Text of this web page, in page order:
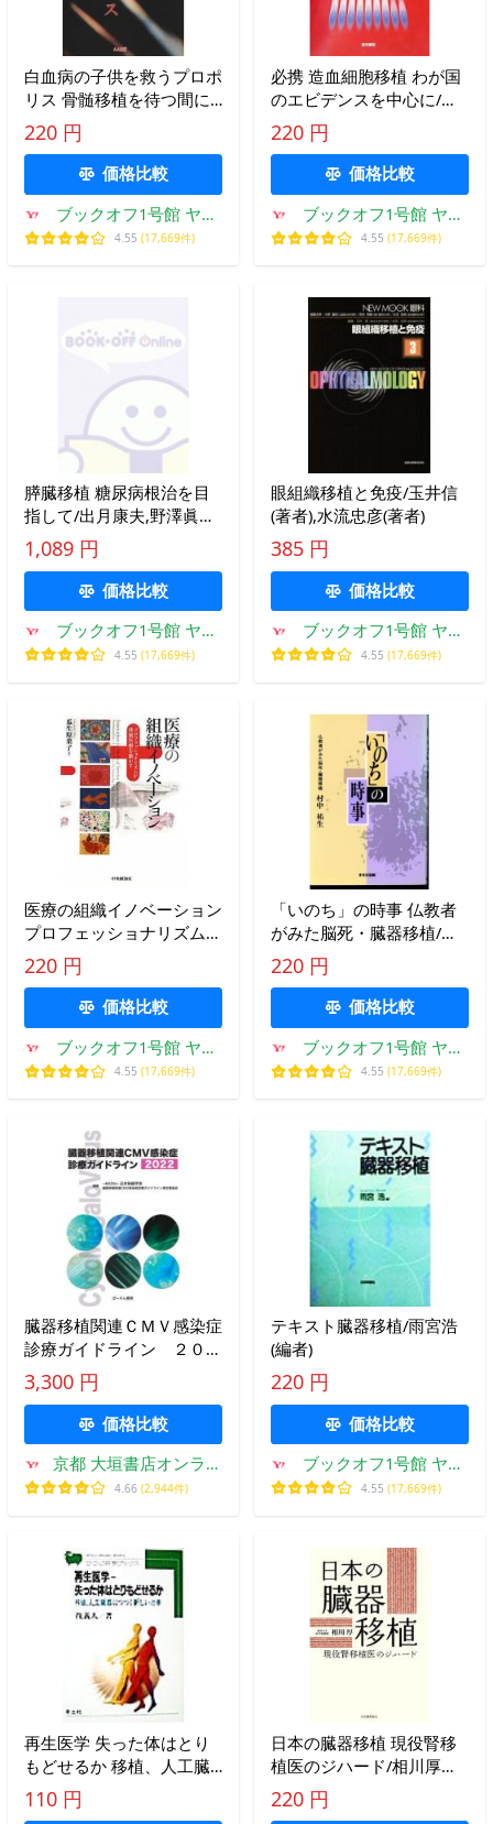
白血病の子供を救うプロポ
リス 骨髄移植を待つ間に/
溝口一枝【著】
220 円
価格比較
ブックオフ1号館 ヤフ
ーショッピング店
4.55 (17,669件)
必携 造血細胞移植 わが国
のエビデンスを中心に/小
寺良尚(編者),加藤俊一(編
者)
220 円
価格比較
ブックオフ1号館 ヤフ
ーショッピング店
4.55 (17,669件)
膵臓移植 糖尿病根治を目
指して/出月康夫,野澤眞澄
【監修】,伊藤壽記,寺岡慧
【編】
1,089 円
価格比較
ブックオフ1号館 ヤフ
ーショッピング店
4.55 (17,669件)
眼組織移植と免疫/玉井信
(著者),水流忠彦(著者)
385 円
価格比較
ブックオフ1号館 ヤフ
ーショッピング店
4.55 (17,669件)
医療の組織イノベーション
プロフェッショナリズムが
移植医療を動かす/瓜生原
葉子【著】
220 円
価格比較
ブックオフ1号館 ヤフ
ーショッピング店
4.55 (17,669件)
「いのち」の時事 仏教者
がみた脳死・臓器移植/村
中祐生(著者)
220 円
価格比較
ブックオフ1号館 ヤフ
ーショッピング店
4.55 (17,669件)
臓器移植関連ＣＭＶ感染症
診療ガイドライン ２０２
２ / 日本移植学会臓器移植
3,300 円
価格比較
京都 大垣書店オンライ
ン
4.66 (2,944件)
テキスト臓器移植/雨宮浩
(編者)
220 円
価格比較
ブックオフ1号館 ヤフ
ーショッピング店
4.55 (17,669件)
再生医学 失った体はとり
もどせるか 移植、人工臓
器につづく新しい治療 ひ
つじ科学ブックス/筏義人
110 円
日本の臓器移植 現役腎移
植医のジハード/相川厚
【著】
220 円